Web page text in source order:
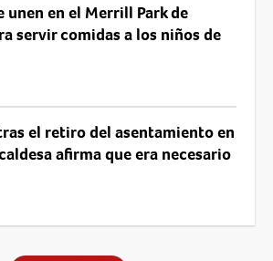
unen en el Merrill Park de
servir comidas a los niños de
el retiro del asentamiento en
afirma que era necesario